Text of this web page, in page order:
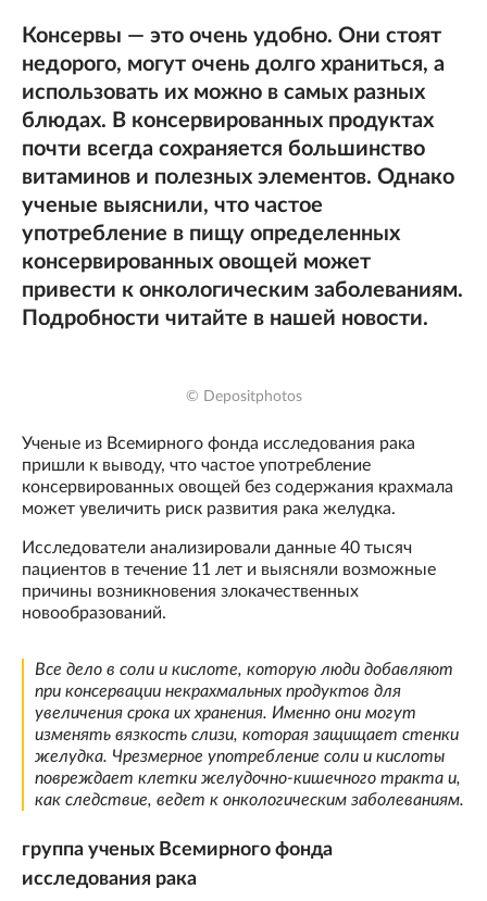
Консервы — это очень удобно. Они стоят
недорого, могут очень долго храниться, а
использовать их можно в самых разных
блюдах. В консервированных продуктах
почти всегда сохраняется большинство
витаминов и полезных элементов. Однако
ученые выяснили, что частое
употребление в пищу определенных
консервированных овощей может
привести к онкологическим заболеваниям.
Подробности читайте в нашей новости.
© Depositphotos
Ученые из Всемирного фонда исследования рака
пришли к выводу, что частое употребление
консервированных овощей без содержания крахмала
может увеличить риск развития рака желудка.
Исследователи анализировали данные 40 тысяч
пациентов в течение 11 лет и выясняли возможные
причины возникновения злокачественных
новообразований.
Все дело в соли и кислоте, которую люди добавляют
при консервации некрахмальных продуктов для
увеличения срока их хранения. Именно они могут
изменять вязкость слизи, которая защищает стенки
желудка. Чрезмерное употребление соли и кислоты
повреждает клетки желудочно-кишечного тракта и,
как следствие, ведет к онкологическим заболеваниям.
группа ученых Всемирного фонда
исследования рака